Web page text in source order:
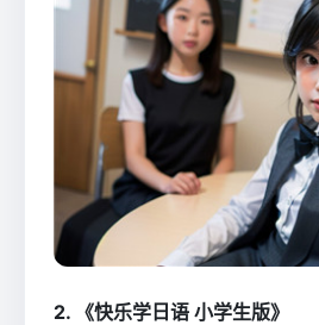
2. 《快乐学日语 小学生版》